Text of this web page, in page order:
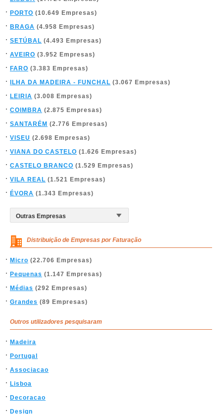
PORTO (10.649 Empresas)
BRAGA (4.958 Empresas)
SETÚBAL (4.493 Empresas)
AVEIRO (3.952 Empresas)
FARO (3.383 Empresas)
ILHA DA MADEIRA - FUNCHAL (3.067 Empresas)
LEIRIA (3.008 Empresas)
COIMBRA (2.875 Empresas)
SANTARÉM (2.776 Empresas)
VISEU (2.698 Empresas)
VIANA DO CASTELO (1.626 Empresas)
CASTELO BRANCO (1.529 Empresas)
VILA REAL (1.521 Empresas)
ÉVORA (1.343 Empresas)
Distribuição de Empresas por Faturação
Micro (22.706 Empresas)
Pequenas (1.147 Empresas)
Médias (292 Empresas)
Grandes (89 Empresas)
Outros utilizadores pesquisaram
Madeira
Portugal
Associacao
Lisboa
Decoracao
Design